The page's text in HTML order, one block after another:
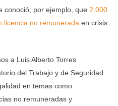
conoció, por ejemplo, que 2.000
licencia no remunerada en crisis
a Luis Alberto Torres
del Trabajo y de Seguridad
en temas como
no remuneradas y